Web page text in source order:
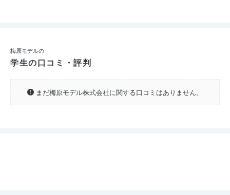
梅原モデルの
学生の口コミ・評判
まだ梅原モデル株式会社に関する口コミはありません。